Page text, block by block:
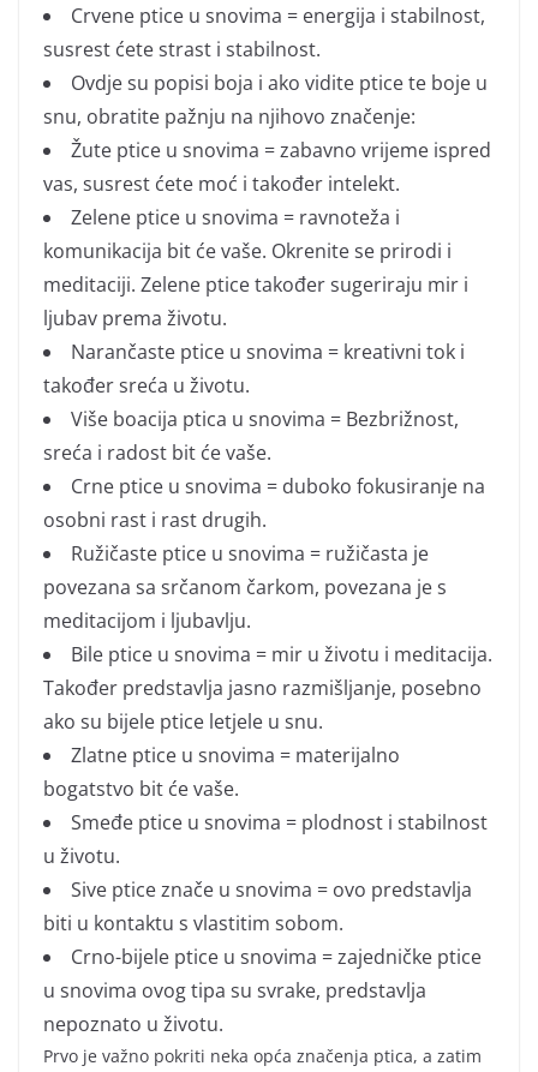
Crvene ptice u snovima = energija i stabilnost,
susrest ćete strast i stabilnost.
Ovdje su popisi boja i ako vidite ptice te boje u
snu, obratite pažnju na njihovo značenje:
Žute ptice u snovima = zabavno vrijeme ispred
vas, susrest ćete moć i također intelekt.
Zelene ptice u snovima = ravnoteža i
komunikacija bit će vaše. Okrenite se prirodi i
meditaciji. Zelene ptice također sugeriraju mir i
ljubav prema životu.
Narančaste ptice u snovima = kreativni tok i
također sreća u životu.
Više boacija ptica u snovima = Bezbrižnost,
sreća i radost bit će vaše.
Crne ptice u snovima = duboko fokusiranje na
osobni rast i rast drugih.
Ružičaste ptice u snovima = ružičasta je
povezana sa srčanom čarkom, povezana je s
meditacijom i ljubavlju.
Bile ptice u snovima = mir u životu i meditacija.
Također predstavlja jasno razmišljanje, posebno
ako su bijele ptice letjele u snu.
Zlatne ptice u snovima = materijalno
bogatstvo bit će vaše.
Smeđe ptice u snovima = plodnost i stabilnost
u životu.
Sive ptice znače u snovima = ovo predstavlja
biti u kontaktu s vlastitim sobom.
Crno-bijele ptice u snovima = zajedničke ptice
u snovima ovog tipa su svrake, predstavlja
nepoznato u životu.
Prvo je važno pokriti neka opća značenja ptica, a zatim